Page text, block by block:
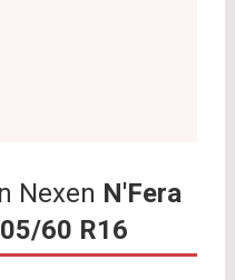
Nexen N'Fera
60 R16